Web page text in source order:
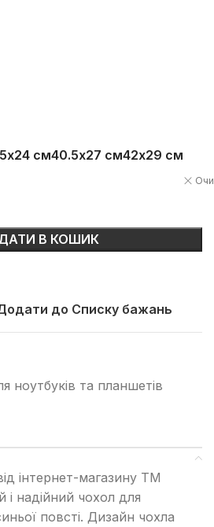
см40.5х27 см42х29 см
В КОШИК
до Списку бажань
ноутбуків та планшетів
інтернет-магазину ТМ
і надійний чохол для
повсті. Дизайн чохла